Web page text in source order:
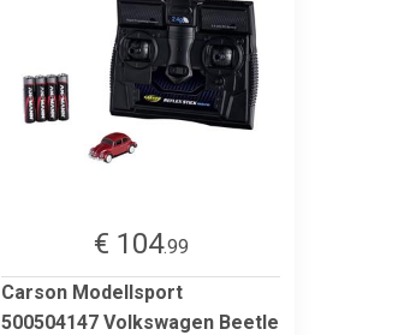
€ 104.99
Carson Modellsport
500504147 Volkswagen Beetle